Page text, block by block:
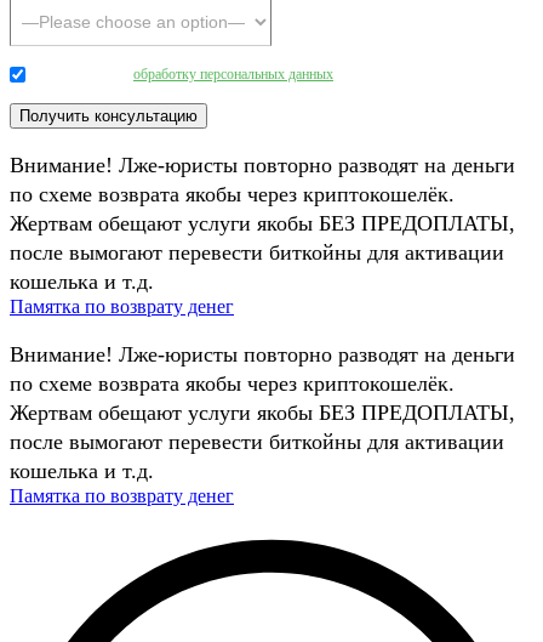
обработку персональных данных
Внимание! Лже-юристы повторно разводят на деньги
по схеме возврата якобы через криптокошелёк.
Жертвам обещают услуги якобы БЕЗ ПРЕДОПЛАТЫ,
после вымогают перевести биткойны для активации
кошелька и т.д.
Памятка по возврату денег
Внимание! Лже-юристы повторно разводят на деньги
по схеме возврата якобы через криптокошелёк.
Жертвам обещают услуги якобы БЕЗ ПРЕДОПЛАТЫ,
после вымогают перевести биткойны для активации
кошелька и т.д.
Памятка по возврату денег